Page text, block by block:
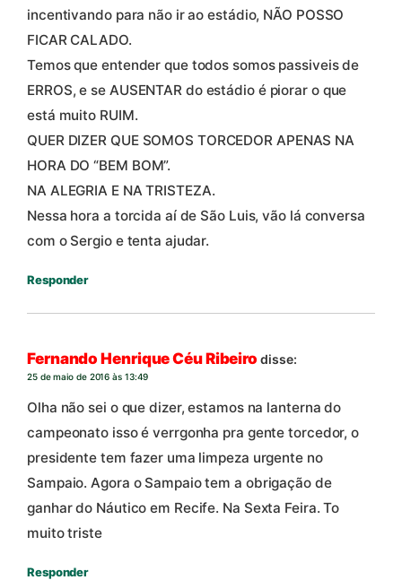
incentivando para não ir ao estádio, NÃO POSSO
FICAR CALADO.
Temos que entender que todos somos passiveis de
ERROS, e se AUSENTAR do estádio é piorar o que
está muito RUIM.
QUER DIZER QUE SOMOS TORCEDOR APENAS NA
HORA DO “BEM BOM”.
NA ALEGRIA E NA TRISTEZA.
Nessa hora a torcida aí de São Luis, vão lá conversa
com o Sergio e tenta ajudar.
Responder
Fernando Henrique Céu Ribeiro disse:
25 de maio de 2016 às 13:49
Olha não sei o que dizer, estamos na lanterna do
campeonato isso é verrgonha pra gente torcedor, o
presidente tem fazer uma limpeza urgente no
Sampaio. Agora o Sampaio tem a obrigação de
ganhar do Náutico em Recife. Na Sexta Feira. To
muito triste
Responder